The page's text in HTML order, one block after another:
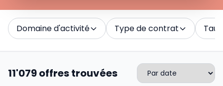
Domaine d'activité Type de contrat
11'079 offres trouvées